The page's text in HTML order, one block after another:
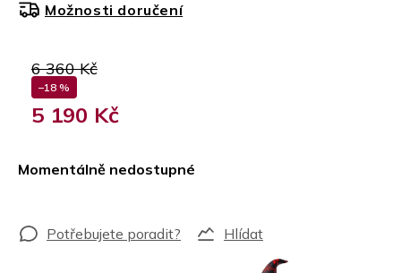
6 360 Kč
–18 %
5 190 Kč
Momentálně nedostupné
Možnosti doručení
Hlídat